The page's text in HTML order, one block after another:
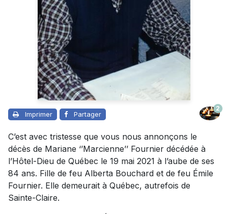
Imprimer Partager
2
C’est avec tristesse que vous nous annonçons le
décès de Mariane ‘’Marcienne’’ Fournier décédée à
l’Hôtel-Dieu de Québec le 19 mai 2021 à l’aube de ses
84 ans. Fille de feu Alberta Bouchard et de feu Émile
Fournier. Elle demeurait à Québec, autrefois de
Sainte-Claire.